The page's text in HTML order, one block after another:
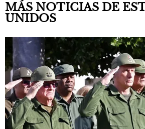
MÁS NOTICIAS DE
UNIDOS